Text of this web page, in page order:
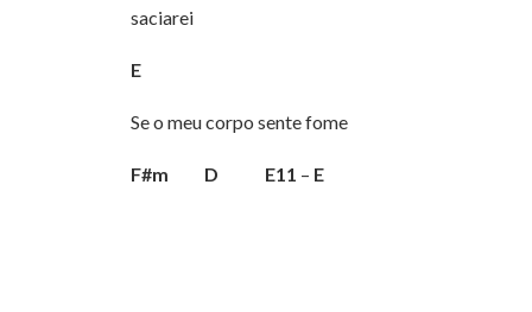
saciarei
E
Se o meu corpo sente fome
F#m D E11 – E